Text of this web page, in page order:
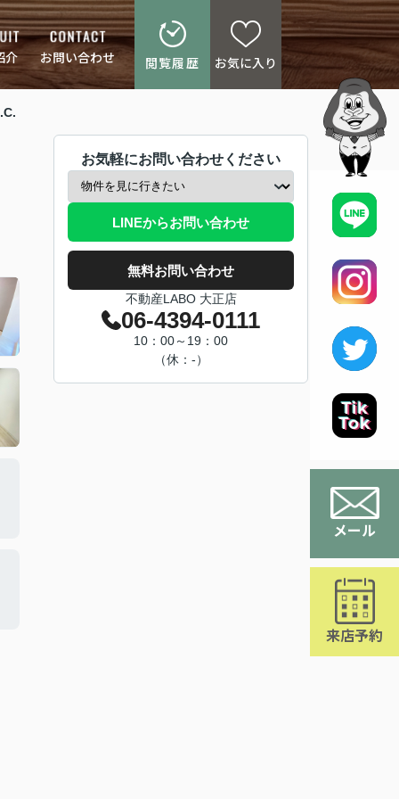
介 お問い合わせ 閲覧履歴 お気に入り
メール
来店予約
お気軽にお問い合わせください
LINEからお問い合わせ
無料お問い合わせ
不動産LABO 大正店
06-4394-0111
10：00～19：00
（休：-）